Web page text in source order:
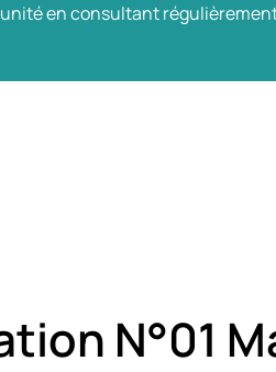
en consultant
N°01